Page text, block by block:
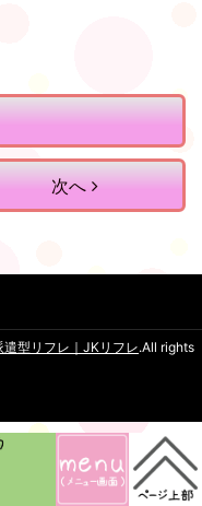
次へ
型リフレ｜JKリフレ.All rights